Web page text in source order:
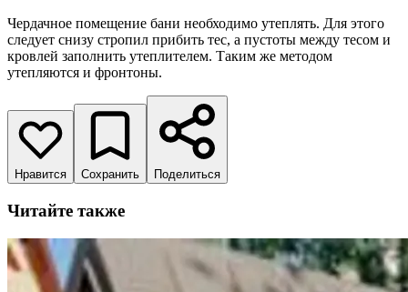
Чердачное помещение бани необходимо утеплять. Для этого
следует снизу стропил прибить тес, а пустоты между тесом и
кровлей заполнить утеплителем. Таким же методом
утепляются и фронтоны.
Нравится Сохранить Поделиться
Читайте также